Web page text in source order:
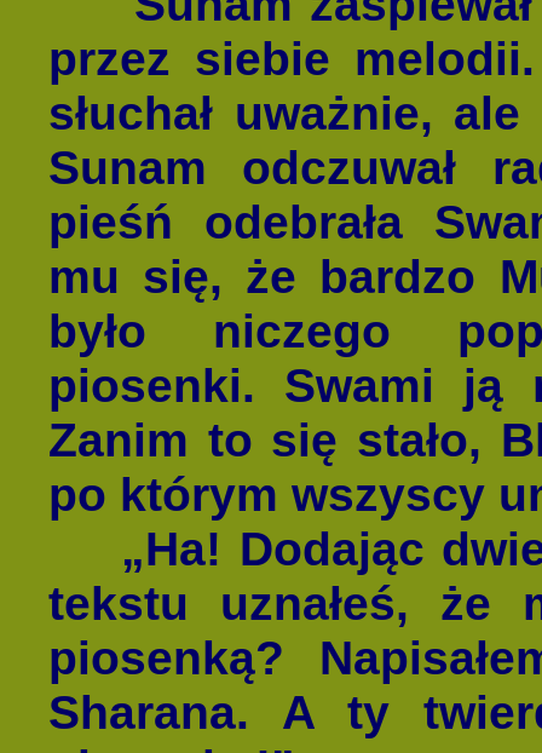
przez siebie
słuchał uważnie,
Sunam odczuwał
pieśń odebrała
mu się, że bardzo
było niczego
piosenki. Swami ją
Zanim to się stało,
po którym wszyscy
„Ha! Dodając
tekstu uznałeś, że
piosenką?
Sharana. A ty